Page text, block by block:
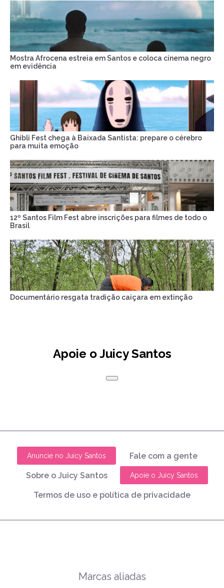
Mostra Afrocena estreia em Santos e coloca cinema negro
em evidência
Ghibli Fest chega à Baixada Santista: prepare o cérebro
para muita emoção
12º Santos Film Fest abre inscrições para filmes de todo o
Brasil
Documentário resgata tradição caiçara em extinção
Apoie o Juicy Santos
Anuncie no Juicy Santos Fale com a gente
Sobre o Juicy Santos Apoie o Juicy Santos
Termos de uso e política de privacidade
Marcas aliadas